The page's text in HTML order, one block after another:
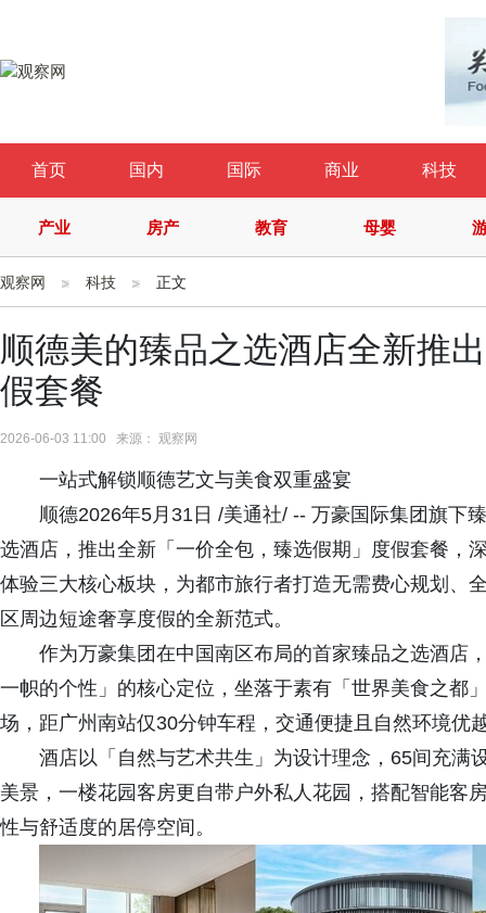
首页 国内 国际 商业 科技
产业 房产 教育 母婴
观察网 科技 正文
顺德美的臻品之选酒店全新推
假套餐
2026-06-03 11:00 来源： 观察网
一站式解锁顺德艺文与美食双重盛宴
顺德2026年5月31日 /美通社/ -- 万豪国际集团旗下
选酒店，推出全新「一价全包，臻选假期」度假套餐，
体验三大核心板块，为都市旅行者打造无需费心规划、
区周边短途奢享度假的全新范式。
作为万豪集团在中国南区布局的首家臻品之选酒店
一帜的个性」的核心定位，坐落于素有「世界美食之都
场，距广州南站仅30分钟车程，交通便捷且自然环境优
酒店以「自然与艺术共生」为设计理念，65间充满
美景，一楼花园客房更自带户外私人花园，搭配智能客
性与舒适度的居停空间。